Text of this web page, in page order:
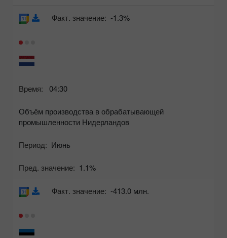
Время: 04:30
Объём производства в обрабатывающей
промышленности Нидерландов
Период: Июнь
Пред. значение: 1.1%
Факт. значение: -1.3%
Факт. значение: -413.0 млн.